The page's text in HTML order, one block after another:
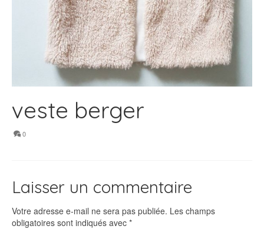
veste berger
0
Laisser un commentaire
Votre adresse e-mail ne sera pas publiée. Les champs
obligatoires sont indiqués avec *